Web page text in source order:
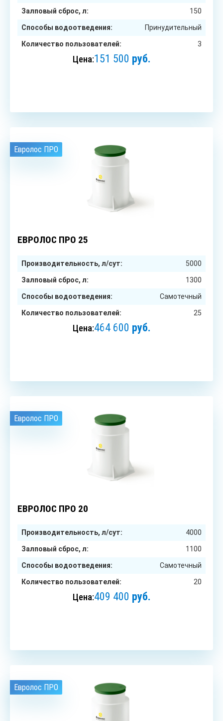
Залповый сброс, л: 150
Способы водоотведения: Принудительный
Количество пользователей: 3
Цена:151 500 руб.
Евролос ПРО
ЕВРОЛОС ПРО 25
Производительность, л/сут: 5000
Залповый сброс, л: 1300
Способы водоотведения: Самотечный
Количество пользователей: 25
Цена:464 600 руб.
Евролос ПРО
ЕВРОЛОС ПРО 20
Производительность, л/сут: 4000
Залповый сброс, л: 1100
Способы водоотведения: Самотечный
Количество пользователей: 20
Цена:409 400 руб.
Евролос ПРО